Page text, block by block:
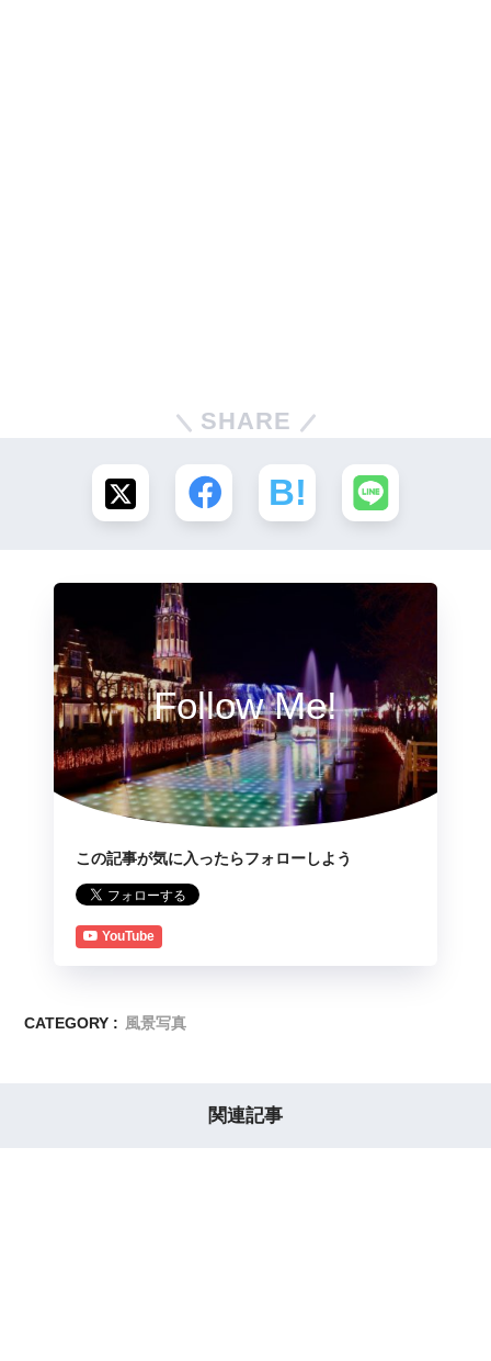
SHARE
Follow Me!
この記事が気に入ったらフォローしよう
YouTube
CATEGORY : 風景写真
関連記事